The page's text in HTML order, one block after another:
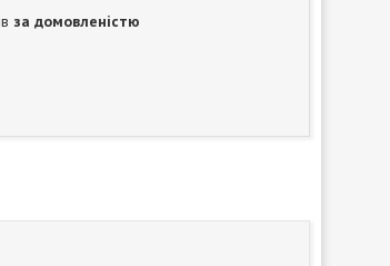
за домовленістю